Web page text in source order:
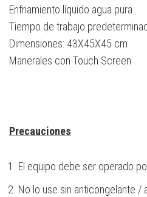
Enfriamiento líquido agua pura
Tiempo de trabajo
Dimensiones: 43X45X45 cm
Manerales con Touch Screen
Precauciones
El equipo debe ser operado
No lo use sin anticongelante /